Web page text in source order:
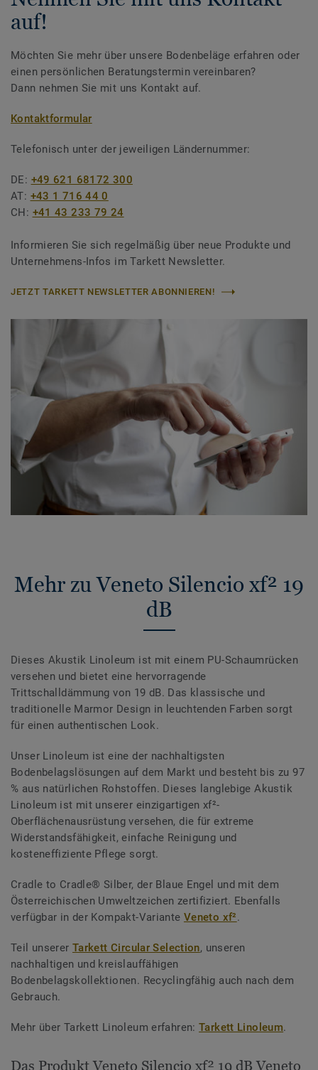
auf!
Möchten Sie mehr über unsere Bodenbeläge erfahren oder
einen persönlichen Beratungstermin vereinbaren?
Dann nehmen Sie mit uns Kontakt auf.
Kontaktformular
Telefonisch unter der jeweiligen Ländernummer:
DE: +49 621 68172 300
AT: +43 1 716 44 0
CH: +41 43 233 79 24
Informieren Sie sich regelmäßig über neue Produkte und
Unternehmens-Infos im Tarkett Newsletter.
JETZT TARKETT NEWSLETTER ABONNIEREN!
Mehr zu Veneto Silencio xf² 19
dB
Dieses Akustik Linoleum ist mit einem PU-Schaumrücken
versehen und bietet eine hervorragende
Trittschalldämmung von 19 dB. Das klassische und
traditionelle Marmor Design in leuchtenden Farben sorgt
für einen authentischen Look.
Unser Linoleum ist eine der nachhaltigsten
Bodenbelagslösungen auf dem Markt und besteht bis zu 97
% aus natürlichen Rohstoffen. Dieses langlebige Akustik
Linoleum ist mit unserer einzigartigen xf²-
Oberflächenausrüstung versehen, die für extreme
Widerstandsfähigkeit, einfache Reinigung und
kosteneffiziente Pflege sorgt.
Cradle to Cradle® Silber, der Blaue Engel und mit dem
Österreichischen Umweltzeichen zertifiziert. Ebenfalls
verfügbar in der Kompakt-Variante Veneto xf².
Teil unserer Tarkett Circular Selection, unseren
nachhaltigen und kreislauffähigen
Bodenbelagskollektionen. Recyclingfähig auch nach dem
Gebrauch.
Mehr über Tarkett Linoleum erfahren:Tarkett Linoleum.
Das Produkt Veneto Silencio xf² 19 dB Veneto